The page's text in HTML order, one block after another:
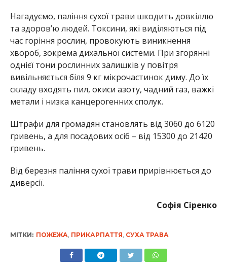
Нагадуємо, паління сухої трави шкодить довкіллю
та здоров’ю людей. Токсини, які виділяються під
час горіння рослин, провокують виникнення
хвороб, зокрема дихальної системи. При згорянні
однієї тони рослинних залишків у повітря
вивільняється біля 9 кг мікрочастинок диму. До їх
складу входять пил, окиси азоту, чадний газ, важкі
метали і низка канцерогенних сполук.
Штрафи для громадян становлять від 3060 до 6120
гривень, а для посадових осіб – від 15300 до 21420
гривень.
Від березня паління сухої трави прирівнюється до
диверсії.
Софія Сіренко
МІТКИ: ПОЖЕЖА ПРИКАРПАТТЯ СУХА ТРАВА